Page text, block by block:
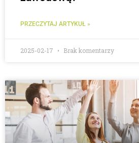
PRZECZYTAJ ARTYKUŁ »
2025-02-17 Brak komentarzy